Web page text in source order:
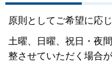
原則としてご希望に応じ
土曜、日曜、祝日・夜
整させていただく場合が